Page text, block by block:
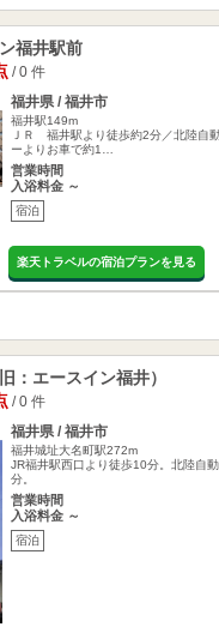
福井駅前
/ 0 件
福井県 / 福井市
福井駅149m
ＪＲ 福井駅より徒歩約2分／北陸自
ーよりお車で約1…
営業時間
入浴料金 ～
宿泊
楽天トラベルの宿泊プランを見る
：エースイン福井）
/ 0 件
福井県 / 福井市
福井城址大名町駅272m
JR福井駅西口より徒歩10分。北陸自
分。
営業時間
入浴料金 ～
宿泊